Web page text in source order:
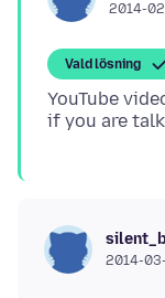
2014-
Vald lösning
YouTube
if you are
2014-